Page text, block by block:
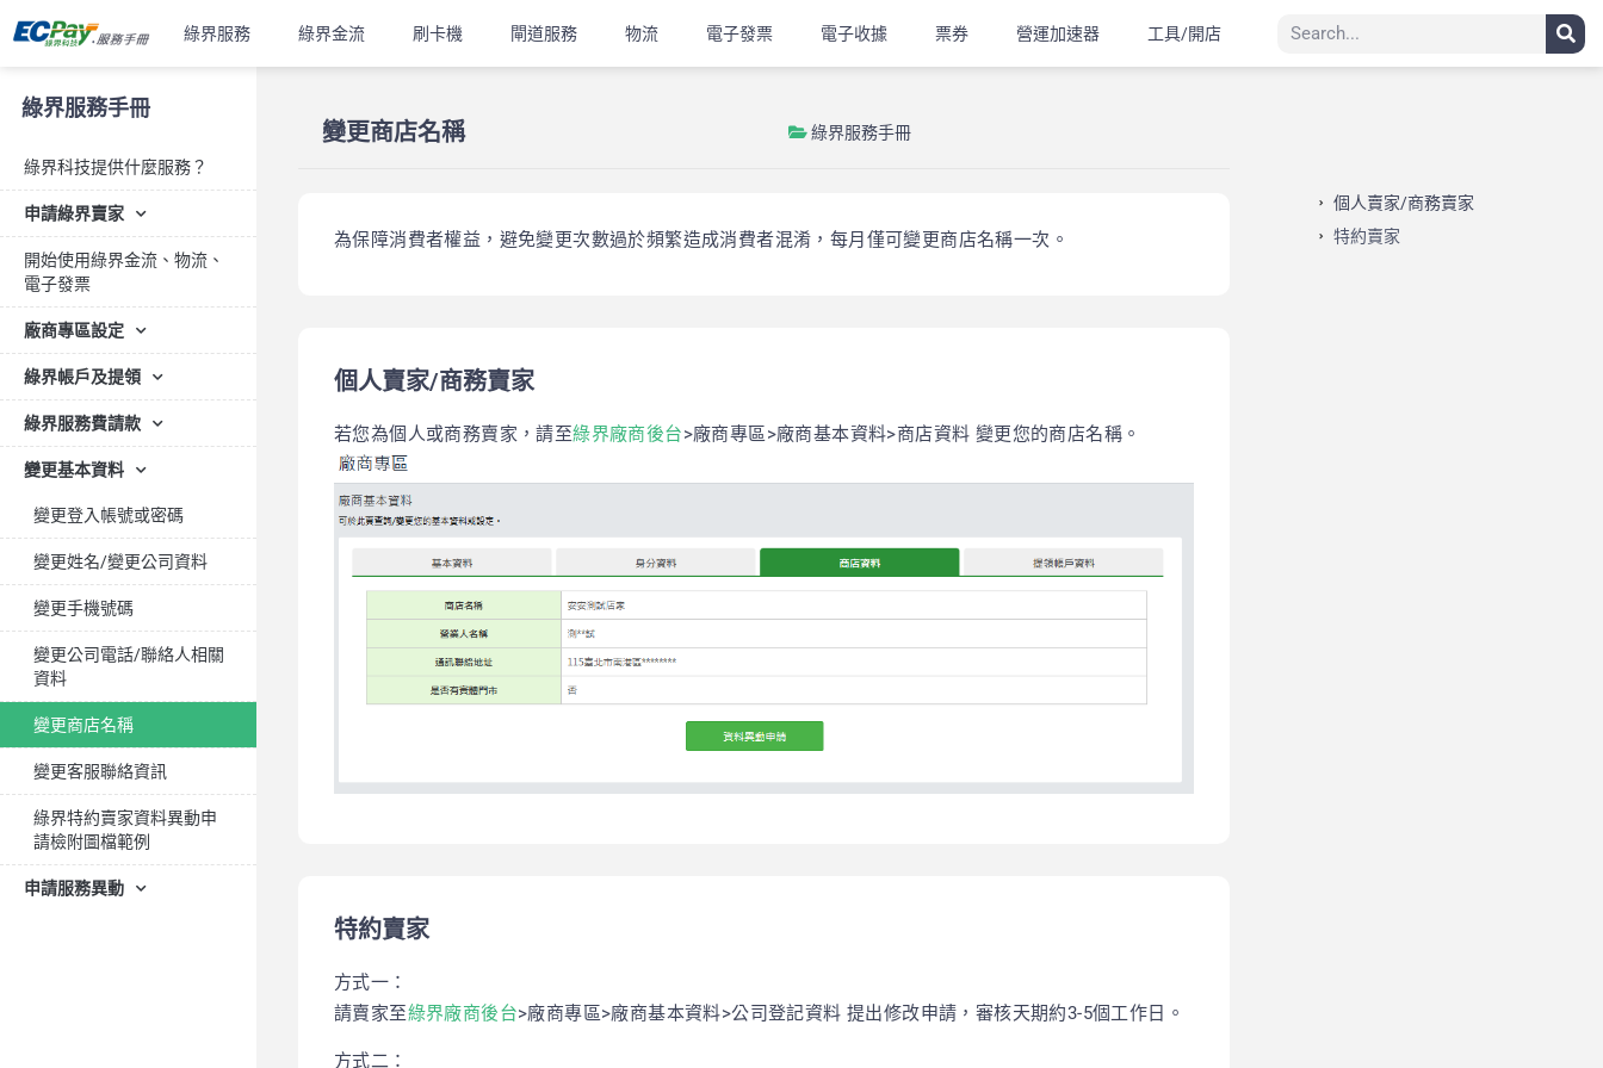
綠界服務 綠界金流 刷卡機 閘道服務 物流 電子發票 電子收據 票券 營運加速器 工具/開店
綠界服務手冊
綠界科技提供什麼服務？
申請綠界賣家
開始使用綠界金流、物流、
電子發票
廠商專區設定
綠界帳戶及提領
綠界服務費請款
變更基本資料
變更登入帳號或密碼
變更姓名/變更公司資料
變更手機號碼
變更公司電話/聯絡人相關
資料
變更商店名稱
變更客服聯絡資訊
綠界特約賣家資料異動申
請檢附圖檔範例
申請服務異動
變更商店名稱 綠界服務手冊
為保障消費者權益，避免變更次數過於頻繁造成消費者混淆，每月僅可變更商店名稱一次。
個人賣家/商務賣家
若您為個人或商務賣家，請至綠界廠商後台>廠商專區>廠商基本資料>商店資料 變更您的商店名稱。
特約賣家
方式一：
請賣家至綠界廠商後台>廠商專區>廠商基本資料>公司登記資料 提出修改申請，審核天期約3-5個工作日。
方式二：
個人賣家/商務賣家
特約賣家